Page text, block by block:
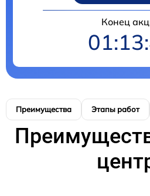
Конец
Преимущества Этапы работ